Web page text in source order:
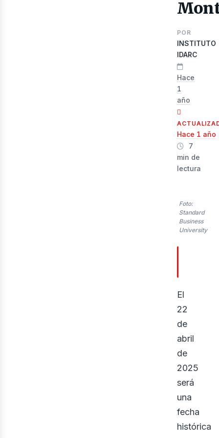
POR
INSTITUTO
IDARC
Hace
1
año
Hace 1 año
7
min de
lectura
Foto:
Standard
Business
University
El
22
de
abril
de
2025
será
una
fecha
histórica